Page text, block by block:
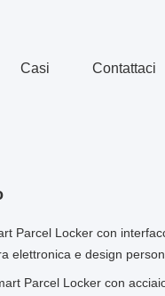
Casi Contattaci
Parcel Locker con
elettronica e design
Parcel Locker con